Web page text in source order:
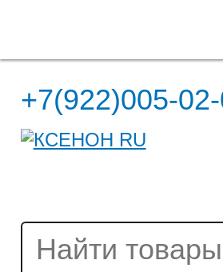
+7(922)005-